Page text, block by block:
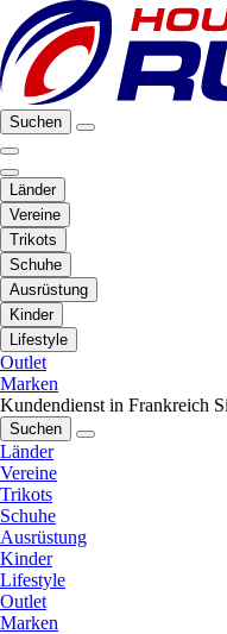
Suchen
Länder
Vereine
Trikots
Schuhe
Ausrüstung
Kinder
Lifestyle
Outlet
Marken
Kundendienst in Frankreich
Suchen
Länder
Vereine
Trikots
Schuhe
Ausrüstung
Kinder
Lifestyle
Outlet
Marken